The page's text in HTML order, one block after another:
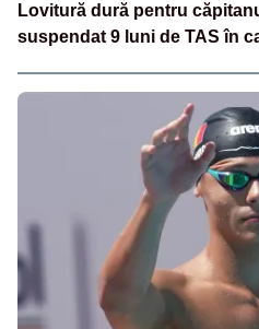
Lovitură dură pentru
suspendat 9 luni de TAS în